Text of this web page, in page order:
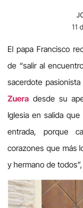
11
El papa Francisco
de “salir al
sacerdote pasionista
Zuera desde su
Iglesia en salida
entrada, porque
corazones que más
y hermano de